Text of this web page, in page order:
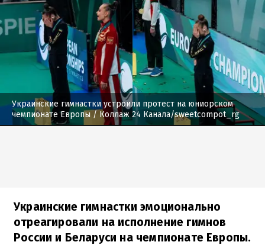
Украинские гимнастки устроили протест на юниорском
чемпионате Европы / Коллаж 24 Канала/sweetcompot_rg
Украинские гимнастки эмоционально
отреагировали на исполнение гимнов
России и Беларуси на чемпионате Европы.